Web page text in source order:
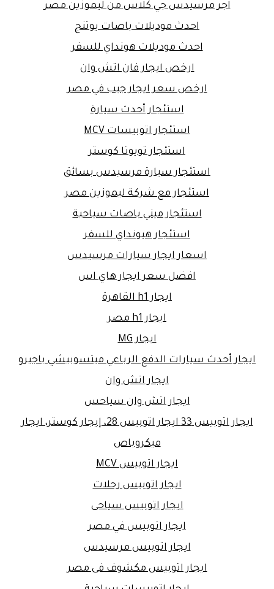
اجر مرسيدس جي كلاس من ليموزين مصر
احدث موديلات باصات يوتنج
احدث موديلات هونداي للسفر
ارخص ايجار فان اتش وان
ارخص سعر ايجار جيب في مصر
استئجار أحدث سيارة
استئجار اتوبيسات MCV
استئجار تويوتا كوستر
استئجار سيارة مرسيدس بسائق
استئجار مع شركة ليموزين مصر
استئجار ميني باصات سياحية
استئجار هيونداي للسفر
اسعار ايجار سيارات مرسيدس
افضل سعر ايجار هاي اس
ايجار h1 القاهرة
ايجار h1 مصر
ايجار MG
ايجار أحدث سيارات الدفع الرباعي ميتسوبيشي باجيرو
ايجار اتش وان
ايجار اتش وان سياحس
ايجار اتوبيس 33 ايجار اتوبيس 28، إيجار كوستر، ايجار
ميكروباص
ايجار اتوبيس MCV
ايجار اتوبيس رحلات
ايجار اتوبيس سياحى
ايجار اتوبيس في مصر
ايجار اتوبيس مرسيدس
ايجار اتوبيس مكشوف فى مصر